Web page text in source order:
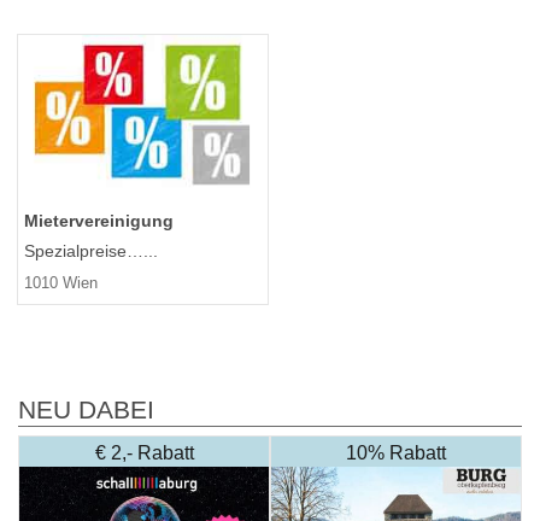
Mietervereinigung
Spezialpreise…...
1010 Wien
NEU DABEI
€ 2,- Rabatt 10% Rabatt